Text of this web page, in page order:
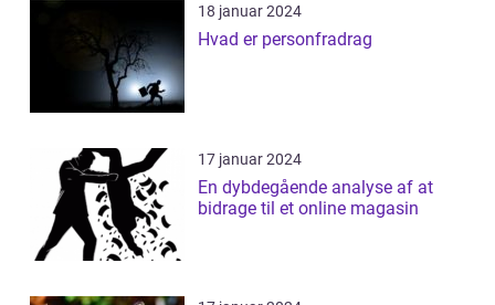
18 januar 2024
Hvad er personfradrag
17 januar 2024
En dybdegående analyse af at
bidrage til et online magasin